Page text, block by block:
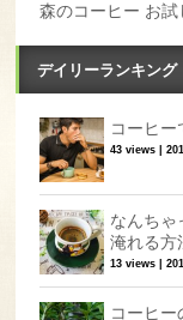
森のコーヒー お試
デイリーランキング
コーヒ
43 views |
なんち
淹れる方
13 views |
コーヒー